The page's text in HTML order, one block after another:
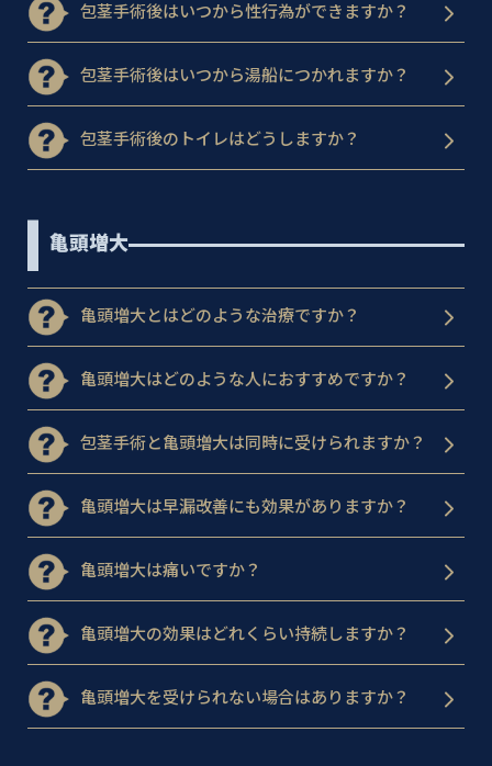
包茎手術後はいつから性行為ができますか？
包茎手術後はいつから湯船につかれますか？
包茎手術後のトイレはどうしますか？
亀頭増大
亀頭増大とはどのような治療ですか？
亀頭増大はどのような人におすすめですか？
包茎手術と亀頭増大は同時に受けられますか？
亀頭増大は早漏改善にも効果がありますか？
亀頭増大は痛いですか？
亀頭増大の効果はどれくらい持続しますか？
亀頭増大を受けられない場合はありますか？